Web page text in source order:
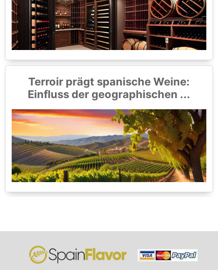
Terroir prägt spanische Weine:
Einfluss der geographischen ...